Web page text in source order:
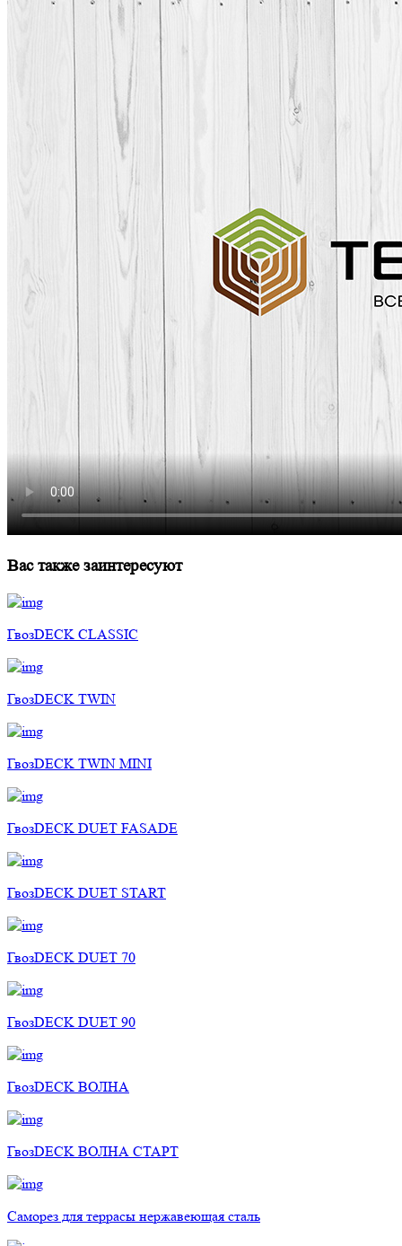
Вас также заинтересуют
ГвозDECK CLASSIC
ГвозDECK TWIN
ГвозDECK TWIN MINI
ГвозDECK DUET FASADE
ГвозDECK DUET START
ГвозDECK DUET 70
ГвозDECK DUET 90
ГвозDECK ВОЛНА
ГвозDECK ВОЛНА СТАРТ
Саморез для террасы нержавеющая сталь